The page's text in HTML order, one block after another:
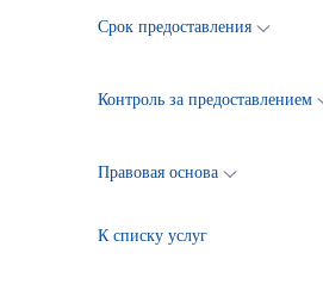
Срок предоставления
Контроль за предоставлением
Правовая основа
К списку услуг